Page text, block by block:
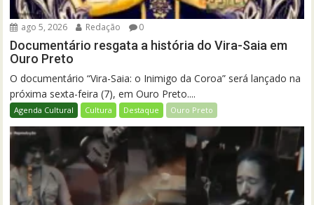
ago 5, 2026 Redação 0
Documentário resgata a história do Vira-Saia em
Ouro Preto
O documentário “Vira-Saia: o Inimigo da Coroa” será lançado na
próxima sexta-feira (7), em Ouro Preto....
Agenda Cultural Cultura Destaque Ouro Preto